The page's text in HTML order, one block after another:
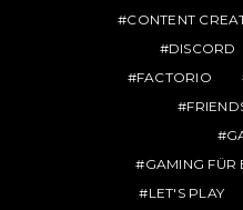
CONTENT
DISCORD
FACTORIO
GAMING FÜR
LET'S PLAY